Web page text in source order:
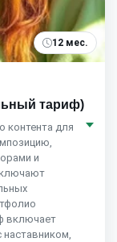
12 мес.
тариф)
контента для
и
включает
наставником,